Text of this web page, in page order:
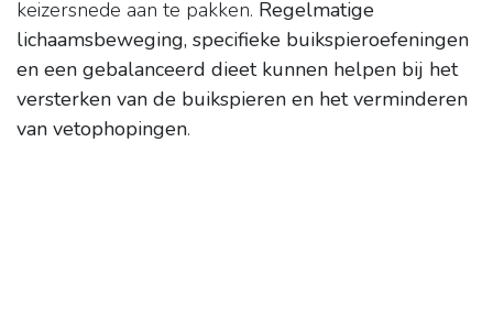
keizersnede aan te pakken. Regelmatige
lichaamsbeweging, specifieke buikspieroefeningen
en een gebalanceerd dieet kunnen helpen bij het
versterken van de buikspieren en het verminderen
van vetophopingen.